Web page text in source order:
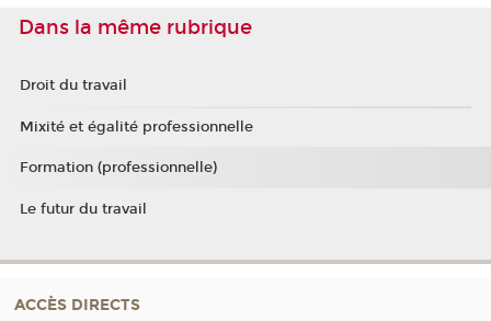
Dans la même rubrique
Droit du travail
Mixité et égalité professionnelle
Formation (professionnelle)
Le futur du travail
ACCÈS DIRECTS